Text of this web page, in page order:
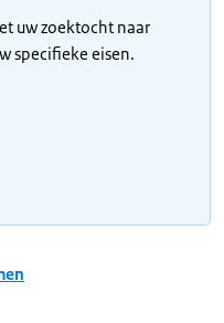
uw zoektocht naar
specifieke eisen.